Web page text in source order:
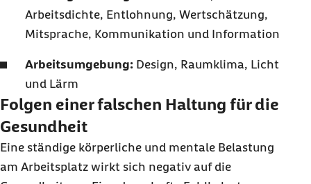
Arbeitsdichte, Entlohnung, Wertschätzung,
Mitsprache, Kommunikation und Information
Arbeitsumgebung: Design, Raumklima, Licht
und Lärm
Folgen einer falschen Haltung für die
Gesundheit
Eine ständige körperliche und mentale Belastung
am Arbeitsplatz wirkt sich negativ auf die